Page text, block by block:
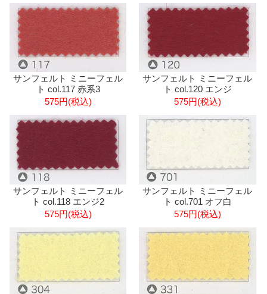
サンフェルト ミニーフェル
ト col.117 赤系3
575円(税込)
サンフェルト ミニーフェル
ト col.120 エンジ
575円(税込)
サンフェルト ミニーフェル
ト col.118 エンジ2
575円(税込)
サンフェルト ミニーフェル
ト col.701 オフ白
575円(税込)